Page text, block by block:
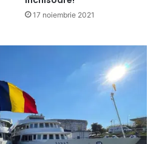
17 noiembrie 2021